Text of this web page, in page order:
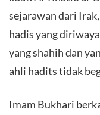
sejarawan dari
hadis yang
yang shahih dan
ahli hadits tidak
Imam Bukhari